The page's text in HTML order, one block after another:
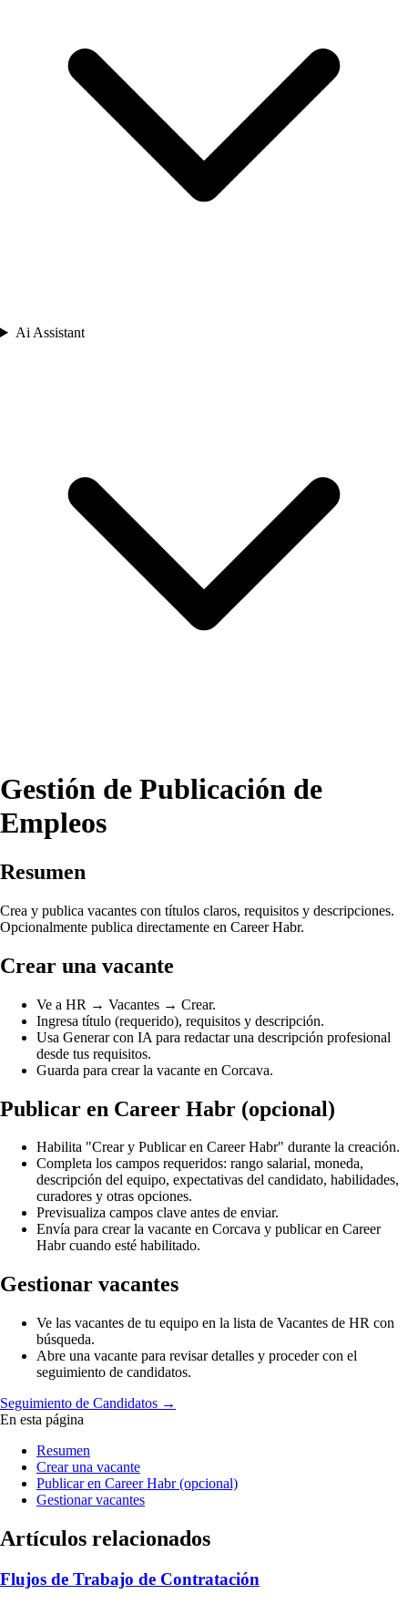
Ai Assistant
Gestión de Publicación de
Empleos
Resumen
Crea y publica vacantes con títulos claros, requisitos y descripciones.
Opcionalmente publica directamente en Career Habr.
Crear una vacante
Ve a HR → Vacantes → Crear.
Ingresa título (requerido), requisitos y descripción.
Usa Generar con IA para redactar una descripción profesional
desde tus requisitos.
Guarda para crear la vacante en Corcava.
Publicar en Career Habr (opcional)
Habilita "Crear y Publicar en Career Habr" durante la creación.
Completa los campos requeridos: rango salarial, moneda,
descripción del equipo, expectativas del candidato, habilidades,
curadores y otras opciones.
Previsualiza campos clave antes de enviar.
Envía para crear la vacante en Corcava y publicar en Career
Habr cuando esté habilitado.
Gestionar vacantes
Ve las vacantes de tu equipo en la lista de Vacantes de HR con
búsqueda.
Abre una vacante para revisar detalles y proceder con el
seguimiento de candidatos.
Seguimiento de Candidatos →
En esta página
Resumen
Crear una vacante
Publicar en Career Habr (opcional)
Gestionar vacantes
Artículos relacionados
Flujos de Trabajo de Contratación